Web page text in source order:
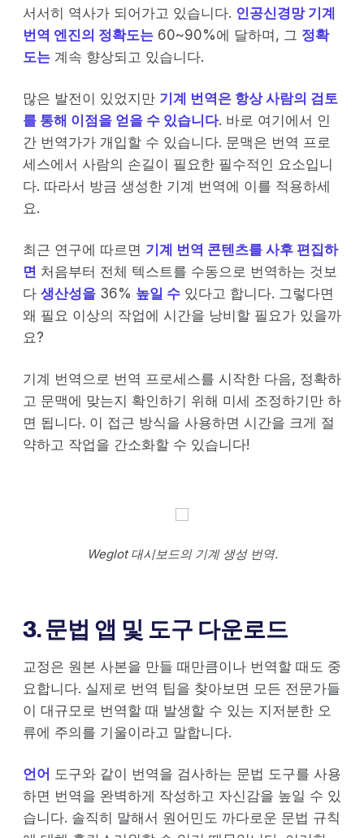
서서히 역사가 되어가고 있습니다. 인공신경망 기계
번역 엔진의 정확도는 60~90%에 달하며, 그 정확
도는 계속 향상되고 있습니다.
많은 발전이 있었지만 기계 번역은 항상 사람의 검토
를 통해 이점을 얻을 수 있습니다. 바로 여기에서 인
간 번역가가 개입할 수 있습니다. 문맥은 번역 프로
세스에서 사람의 손길이 필요한 필수적인 요소입니
다. 따라서 방금 생성한 기계 번역에 이를 적용하세
요.
최근 연구에 따르면 기계 번역 콘텐츠를 사후 편집하
면 처음부터 전체 텍스트를 수동으로 번역하는 것보
다 생산성을 36% 높일 수 있다고 합니다. 그렇다면
왜 필요 이상의 작업에 시간을 낭비할 필요가 있을까
요?
기계 번역으로 번역 프로세스를 시작한 다음, 정확하
고 문맥에 맞는지 확인하기 위해 미세 조정하기만 하
면 됩니다. 이 접근 방식을 사용하면 시간을 크게 절
약하고 작업을 간소화할 수 있습니다!
Weglot 대시보드의 기계 생성 번역.
3. 문법 앱 및 도구 다운로드
교정은 원본 사본을 만들 때만큼이나 번역할 때도 중
요합니다. 실제로 번역 팁을 찾아보면 모든 전문가들
이 대규모로 번역할 때 발생할 수 있는 지저분한 오
류에 주의를 기울이라고 말합니다.
언어 도구와 같이 번역을 검사하는 문법 도구를 사용
하면 번역을 완벽하게 작성하고 자신감을 높일 수 있
습니다. 솔직히 말해서 원어민도 까다로운 문법 규칙